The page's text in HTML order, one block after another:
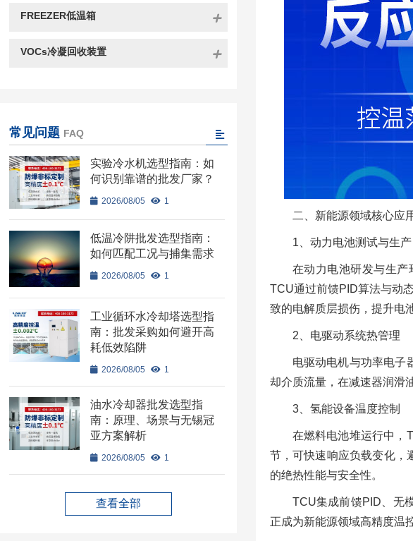
二、新能源领域核心应
1、动力电池测试与生产
在动力电池研发与生产
TCU通过前馈PID算法与动
致的电解质层损伤，提升电
2、电驱动系统热管理
电驱动电机与功率电子
却介质流量，在减速器润滑
3、氢能设备温度控制
在燃料电池堆运行中，
节，可快速响应负载变化，
的绝热性能与安全性。
TCU集成前馈PID、无
正成为新能源领域高精度温
FREEZER低温箱
VOCs冷凝回收装置
常见问题 FAQ
实验冷水机选型指南：如
何识别靠谱的批发厂家？
2026/08/05 1
低温冷阱批发选型指南：
如何匹配工况与捕集需求
2026/08/05 1
工业循环水冷却塔选型指
南：批发采购如何避开高
耗低效陷阱
2026/08/05 1
油水冷却器批发选型指
南：原理、场景与无锡冠
亚方案解析
2026/08/05 1
查看全部